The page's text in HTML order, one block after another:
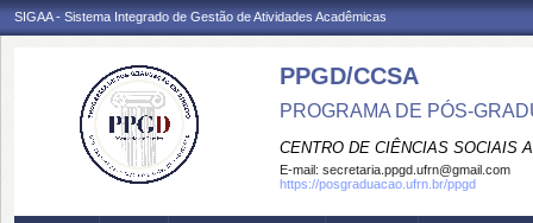
SIGAA - Sistema Integrado de Gestão de Atividades Acadêmicas
PPGD/CCSA
PROGRAMA DE PÓS-
CENTRO DE CIÊNCIAS SOCIAIS
E-mail: secretaria.ppgd.ufrn@gmail.com
https://posgraduacao.ufrn.br/ppgd